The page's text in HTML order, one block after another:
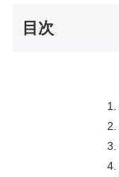
目次